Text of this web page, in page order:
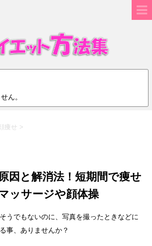
ん。
痩せ >
因と解消法！短期間で痩せ
ッサージや顔体操
うでもないのに、写真を撮ったときなどに
事、ありませんか？